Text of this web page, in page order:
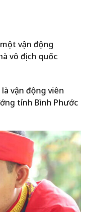
vận động
vô địch quốc
vận động viên
tỉnh Bình Phước